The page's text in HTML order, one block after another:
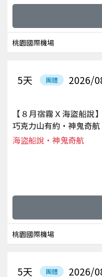
桃園國際機場
團體 2026/
5天
【８月宿霧Ｘ海盜船說
巧克力山有約‧神鬼奇航
海盜船說‧神鬼奇航
桃園國際機場
團體 2026/
5天